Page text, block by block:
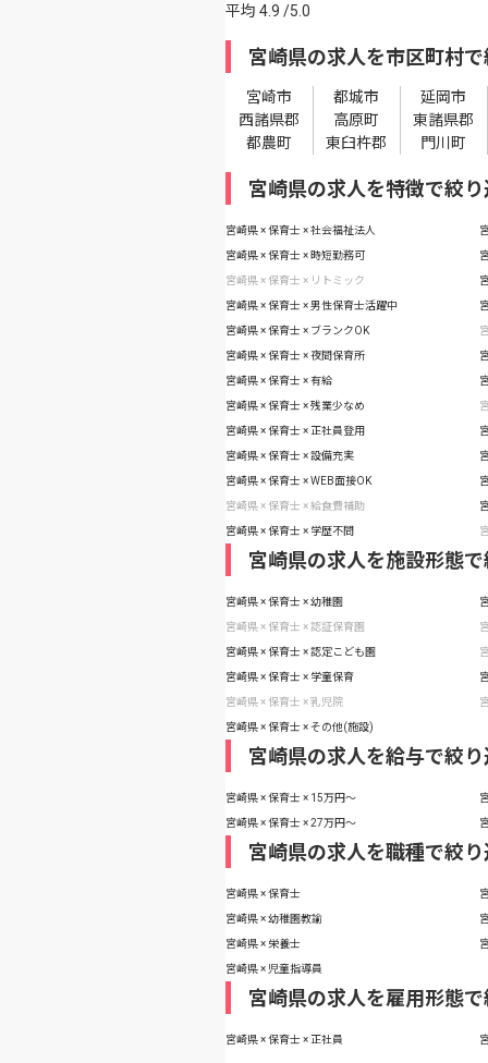
平均 4.9 /5.0
宮崎県の求人を市区町村
宮崎市 都城市
延岡市
西諸県郡
高原町
東諸県郡
都農町
東臼杵郡 門川町
宮崎県の求人を特徴で絞
宮崎県 × 保育士 × 社会福祉法人
宮崎県 × 保育士 × 時短勤務可
宮崎県 × 保育士 × リトミック
宮崎県 × 保育士 × 男性保育士活躍中
宮崎県 × 保育士 × ブランクOK
宮崎県 × 保育士 × 夜間保育所
宮崎県 × 保育士 × 有給
宮崎県 × 保育士 × 残業少なめ
宮崎県 × 保育士 × 正社員登用
宮崎県 × 保育士 × 設備充実
宮崎県 × 保育士 × WEB面接OK
宮崎県 × 保育士 × 給食費補助
宮崎県 × 保育士 × 学歴不問
宮崎県の求人を施設形態
宮崎県 × 保育士 × 幼稚園
宮崎県 × 保育士 × 認証保育園
宮崎県 × 保育士 × 認定こども園
宮崎県 × 保育士 × 学童保育
宮崎県 × 保育士 × 乳児院
宮崎県 × 保育士 × その他(施設)
宮崎県の求人を給与で絞
宮崎県 × 保育士 × 15万円〜
宮崎県 × 保育士 × 27万円〜
宮崎県の求人を職種で絞
宮崎県 × 保育士
宮崎県 × 幼稚園教諭
宮崎県 × 栄養士
宮崎県 × 児童指導員
宮崎県の求人を雇用形態
宮崎県 × 保育士 × 正社員